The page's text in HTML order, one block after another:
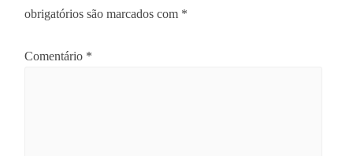
obrigatórios são marcados com *
Comentário *